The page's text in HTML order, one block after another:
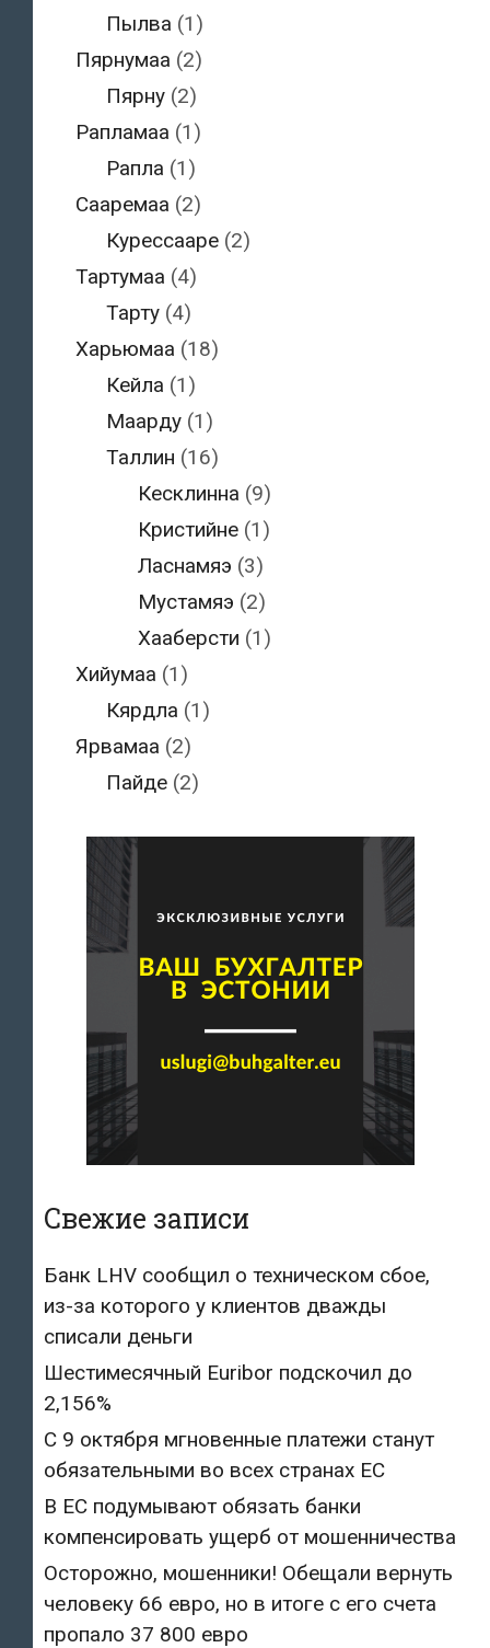
Пылва (1)
Пярнумаа (2)
Пярну (2)
Рапламаа (1)
Рапла (1)
Сааремаа (2)
Курессааре (2)
Тартумаа (4)
Тарту (4)
Харьюмаа (18)
Кейла (1)
Маарду (1)
Таллин (16)
Кесклинна (9)
Кристийне(1)
Ласнамяэ (3)
Мустамяэ (2)
Хааберсти (1)
Хийумаа (1)
Кярдла (1)
Ярвамаа (2)
Пайде (2)
Свежие записи
Банк LHV сообщил о техническом сбое,
из-за которого у клиентов дважды
списали деньги
Шестимесячный Euribor подскочил до
2,156%
С 9 октября мгновенные платежи станут
обязательными во всех странах ЕС
В ЕС подумывают обязать банки
компенсировать ущерб от мошенничества
Осторожно, мошенники! Обещали вернуть
человеку 66 евро, но в итоге с его счета
пропало 37 800 евро